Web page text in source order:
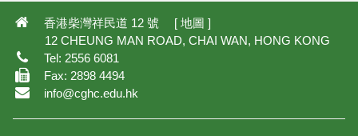
香港柴灣祥民道 12 號 [ 地圖]
12 CHEUNG MAN ROAD, CHAI WAN, HONG KONG
Tel: 2556 6081
Fax: 2898 4494
info@cghc.edu.hk